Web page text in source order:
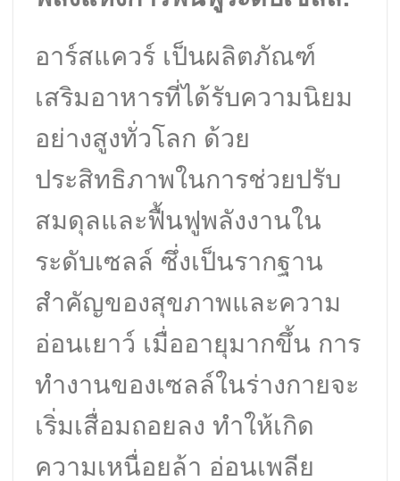
อาร์สแควร์ เป็นผลิตภัณฑ์
เสริมอาหารที่ได้รับความนิยม
อย่างสูงทั่วโลก ด้วย
ประสิทธิภาพในการช่วยปรับ
สมดุลและฟื้นฟูพลังงานใน
ระดับเซลล์ ซึ่งเป็นรากฐาน
สำคัญของสุขภาพและความ
อ่อนเยาว์ เมื่ออายุมากขึ้น การ
ทำงานของเซลล์ในร่างกายจะ
เริ่มเสื่อมถอยลง ทำให้เกิด
ความเหนื่อยล้า อ่อนเพลีย